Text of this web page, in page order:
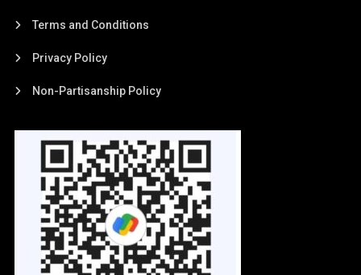
Terms and Conditions
Privacy Policy
Non-Partisanship Policy